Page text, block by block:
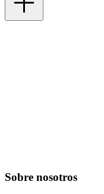
Sobre nosotros